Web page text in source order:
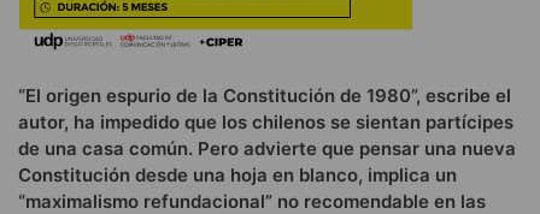
“El origen espurio de la Constitución de 1980”, escribe el
autor, ha impedido que los chilenos se sientan partícipes
de una casa común. Pero advierte que pensar una nueva
Constitución desde una hoja en blanco, implica un
“maximalismo refundacional” no recomendable en las